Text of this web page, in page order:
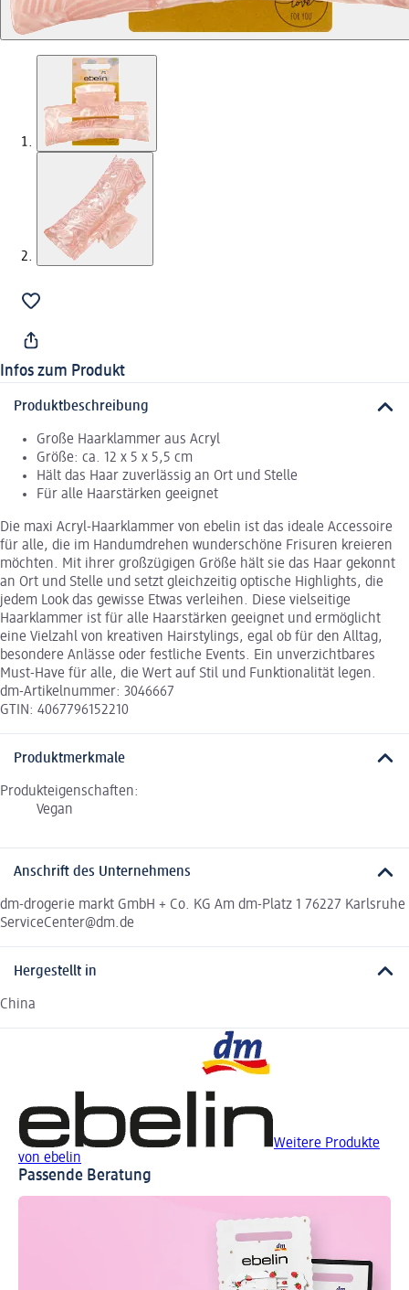
Infos zum Produkt
Produktbeschreibung
Große Haarklammer aus Acryl
Größe: ca. 12 x 5 x 5,5 cm
Hält das Haar zuverlässig an Ort und Stelle
Für alle Haarstärken geeignet
Die maxi Acryl-Haarklammer von ebelin ist das ideale Accessoire
für alle, die im Handumdrehen wunderschöne Frisuren kreieren
möchten. Mit ihrer großzügigen Größe hält sie das Haar gekonnt
an Ort und Stelle und setzt gleichzeitig optische Highlights, die
jedem Look das gewisse Etwas verleihen. Diese vielseitige
Haarklammer ist für alle Haarstärken geeignet und ermöglicht
eine Vielzahl von kreativen Hairstylings, egal ob für den Alltag,
besondere Anlässe oder festliche Events. Ein unverzichtbares
Must-Have für alle, die Wert auf Stil und Funktionalität legen.
dm-Artikelnummer: 3046667
GTIN: 4067796152210
Produktmerkmale
Produkteigenschaften:
Vegan
Anschrift des Unternehmens
dm-drogerie markt GmbH + Co. KG Am dm-Platz 1 76227 Karlsruhe
ServiceCenter@dm.de
Hergestellt in
China
Weitere Produkte
von ebelin
Passende Beratung